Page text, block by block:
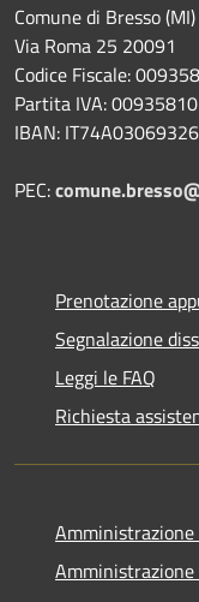
Comune di Bresso (MI)
Via Roma 25 20091
Codice Fiscale:
Partita IVA:
IBAN:
PEC:
Prenotazione
Segnalazione
Leggi le FAQ
Richiesta